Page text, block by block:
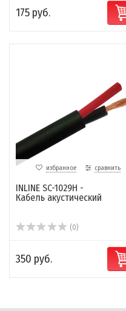
175 руб.
избранное сравнить
INLINE SC-1029H -
Кабель акустический
(0)
350 руб.